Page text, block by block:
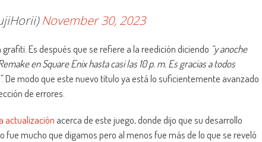
November 30, 2023
Es después que se refiere a la reedición diciendo “y anoche
en Square Enix hasta casi las 10 p. m. Es gracias a todos
. De modo que este nuevo título ya está lo suficientemente avanzado
de errores.
actualización acerca de este juego, donde dijo que su desarrollo
fue mucho que digamos pero al menos fue más de lo que se reveló